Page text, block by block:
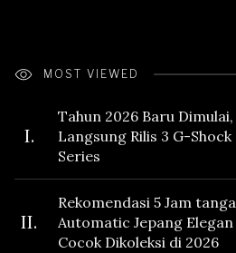
MOST VIEWED
I.
Tahun 2026 Baru Dimulai,
Langsung Rilis 3 G-Shock
Series
II.
Rekomendasi 5 Jam
Automatic Jepang
Cocok Dikoleksi di 2026